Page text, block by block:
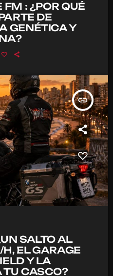
FM : ¿POR QUÉ
DE
GENÉTICA Y
insert_link
SALTO AL
EL GARAGE
Y LA
TU CASCO?